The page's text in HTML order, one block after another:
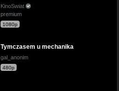
KinoSwiat
premium
1080p
Tymczasem u mechanika
gal_anonim
480p